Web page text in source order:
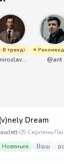
В тренді
@miroslavmaniyk
⭐
@ant
Dream
05 Серпень
Новеньке Вірш